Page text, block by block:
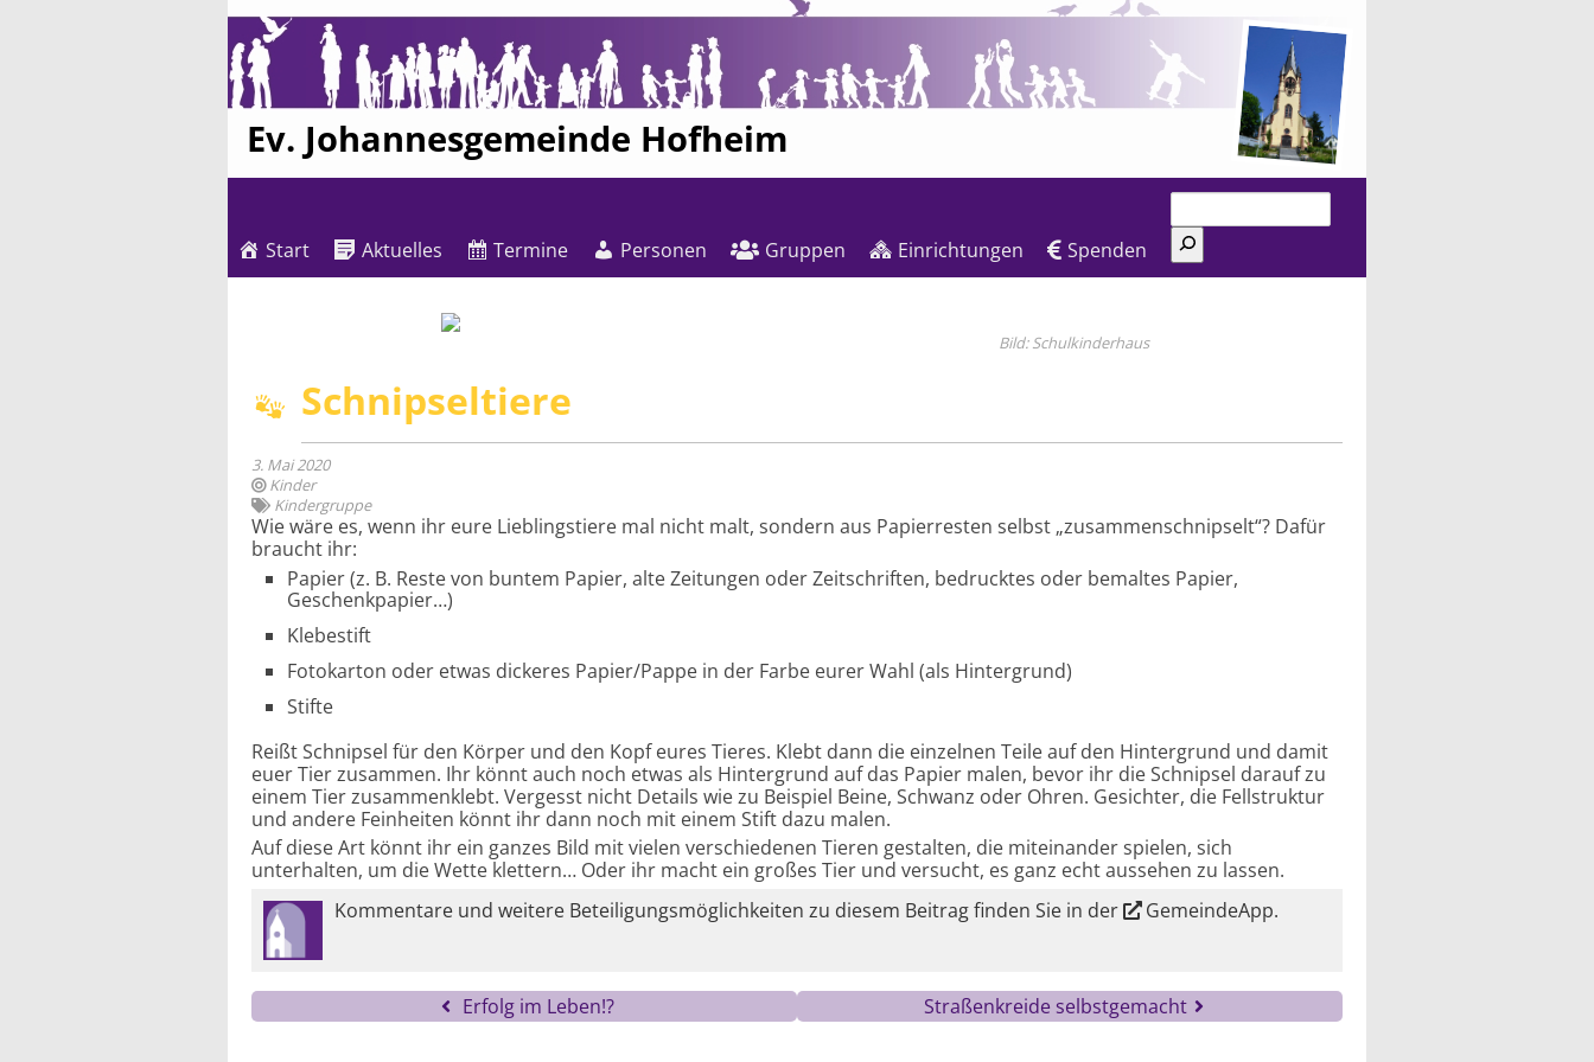
Ev. Johannesgemeinde Hofheim
Start Aktuelles Termine Personen Gruppen Einrichtungen Spenden
Suchen
Schulkinderhaus
Schnipseltiere
3. Mai 2020
Kinder
Kindergruppe
Wie wäre es, wenn ihr eure Lieblingstiere mal nicht malt, sondern aus Papierresten selbst „zusammenschnipselt“? Dafür
braucht ihr:
Papier (z. B. Reste von buntem Papier, alte Zeitungen oder Zeitschriften, bedrucktes oder bemaltes Papier,
Geschenkpapier…)
Klebestift
Fotokarton oder etwas dickeres Papier/Pappe in der Farbe eurer Wahl (als Hintergrund)
Stifte
Reißt Schnipsel für den Körper und den Kopf eures Tieres. Klebt dann die einzelnen Teile auf den Hintergrund und damit
euer Tier zusammen. Ihr könnt auch noch etwas als Hintergrund auf das Papier malen, bevor ihr die Schnipsel darauf zu
einem Tier zusammenklebt. Vergesst nicht Details wie zu Beispiel Beine, Schwanz oder Ohren. Gesichter, die Fellstruktur
und andere Feinheiten könnt ihr dann noch mit einem Stift dazu malen.
Auf diese Art könnt ihr ein ganzes Bild mit vielen verschiedenen Tieren gestalten, die miteinander spielen, sich
unterhalten, um die Wette klettern… Oder ihr macht ein großes Tier und versucht, es ganz echt aussehen zu lassen.
Kommentare und weitere Beteiligungsmöglichkeiten zu diesem Beitrag finden Sie in der
GemeindeApp.
Erfolg im Leben!? Straßenkreide selbstgemacht